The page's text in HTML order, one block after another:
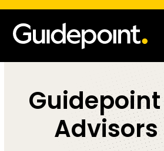
Advisors